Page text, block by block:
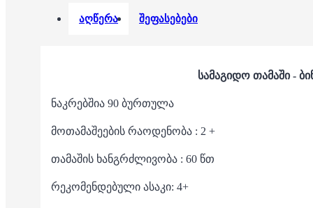
აღწერა შეფასებები
სამაგიდო თამაში -
ნაკრებშია 90 ბურთულა
მოთამაშეების რაოდენობა : 2 +
თამაშის ხანგრძლივობა : 60 წთ
რეკომენდებული ასაკი: 4+